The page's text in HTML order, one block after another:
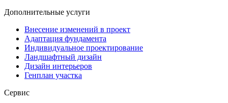
Дополнительные услуги
Внесение изменений в проект
Адаптация фундамента
Индивидуальное проектирование
Ландшафтный дизайн
Дизайн интерьеров
Генплан участка
Сервис